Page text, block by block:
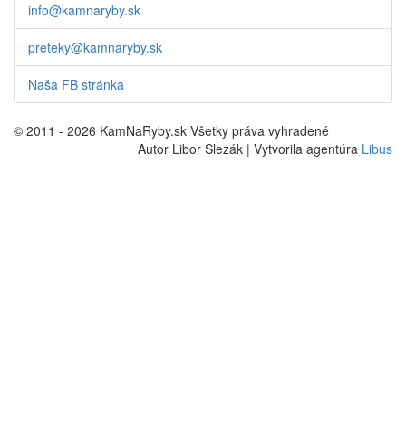
info@kamnaryby.sk
preteky@kamnaryby.sk
Naša FB stránka
© 2011 - 2026 KamNaRyby.sk Všetky práva vyhradené
Autor Libor Slezák | Vytvorila agentúra Libus